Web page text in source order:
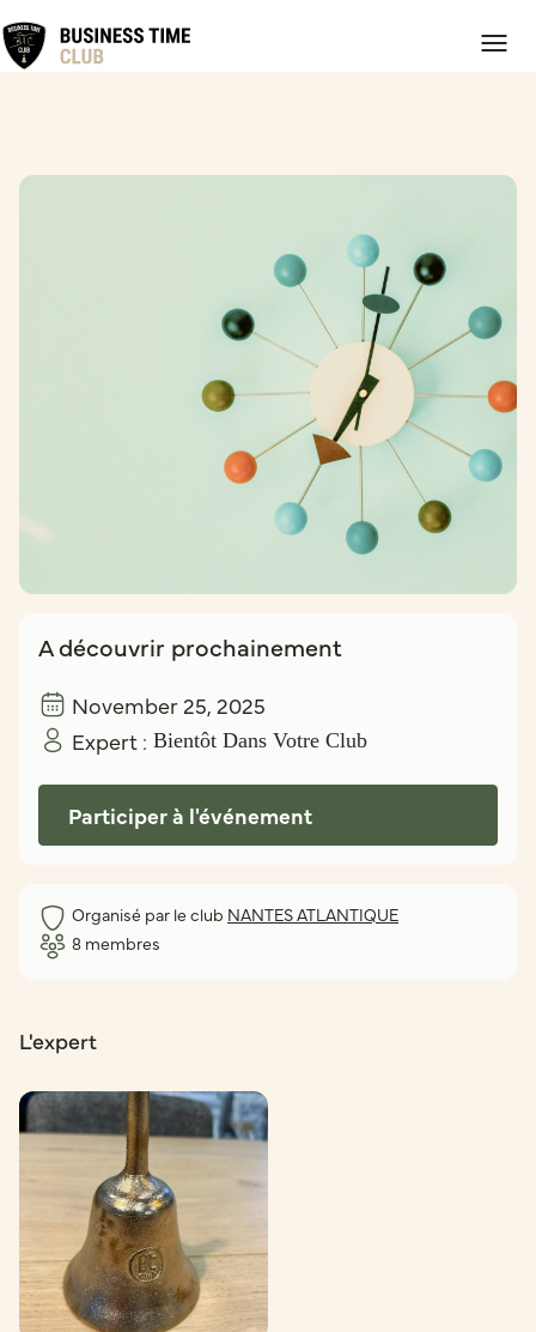
A découvrir prochainement
November 25, 2025
Expert : Bientôt Dans Votre Club
Participer à l'événement
Organisé par le club NANTES ATLANTIQUE
8 membres
L'expert